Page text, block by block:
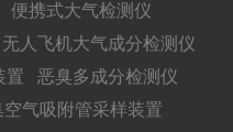
便携式大气检测仪
无人飞机大气成分检测仪
置
恶臭多成分检测仪
气吸附管采样装置